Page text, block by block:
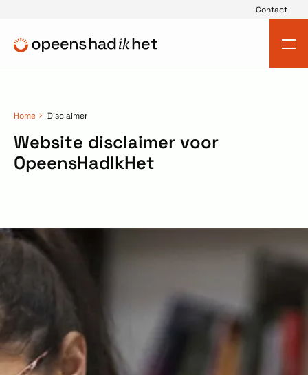
Contact
Home Disclaimer
Website disclaimer voor
OpeensHadIkHet